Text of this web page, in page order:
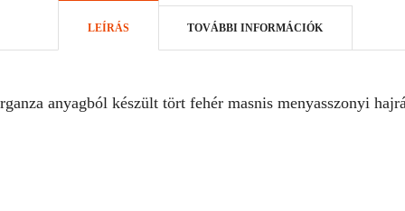
LEÍRÁS TOVÁBBI INFORMÁCIÓK
anyagból készült tört fehér masnis menyasszonyi